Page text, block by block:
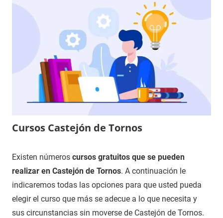
Cursos Castejón de Tornos
11
de
diciembre
2020
Maria
Cursos
en
Teruel
Existen números cursos gratuitos que se pueden
realizar en Castejón de Tornos. A continuación le
indicaremos todas las opciones para que usted pueda
elegir el curso que más se adecue a lo que necesita y
sus circunstancias sin moverse de Castejón de Tornos.